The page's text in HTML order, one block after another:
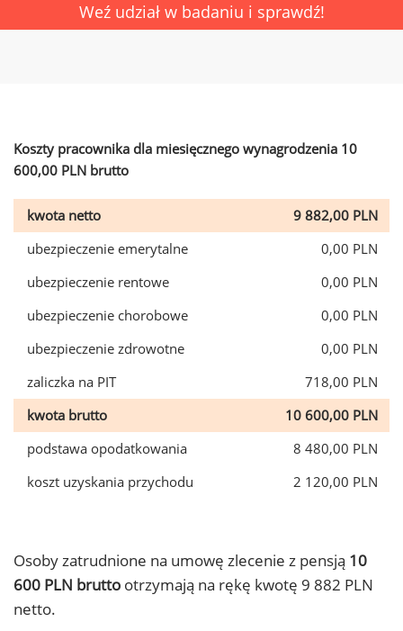
Weź udział w badaniu i sprawdź!
Koszty pracownika dla miesięcznego wynagrodzenia 10
600,00 PLN brutto
kwota netto
9 882,00 PLN
ubezpieczenie emerytalne
0,00 PLN
ubezpieczenie rentowe
0,00 PLN
ubezpieczenie chorobowe
0,00 PLN
ubezpieczenie zdrowotne
0,00 PLN
zaliczka na PIT
718,00 PLN
kwota brutto
10 600,00 PLN
podstawa opodatkowania
8 480,00 PLN
koszt uzyskania przychodu
2 120,00 PLN
Osoby zatrudnione na umowę zlecenie z pensją 10
600 PLN brutto otrzymają na rękę kwotę 9 882 PLN
netto.